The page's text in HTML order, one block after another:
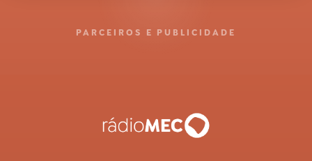
PARCEIROS E PUBLICIDADE